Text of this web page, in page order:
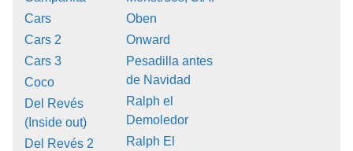
Cars
Cars 2
Cars 3
Coco
Del Revés
(Inside out)
Del Revés 2
Oben
Onward
Pesadilla antes
de Navidad
Ralph el
Demoledor
Ralph El